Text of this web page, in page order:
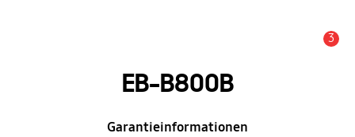
3
EB-B800B
Garantieinformationen